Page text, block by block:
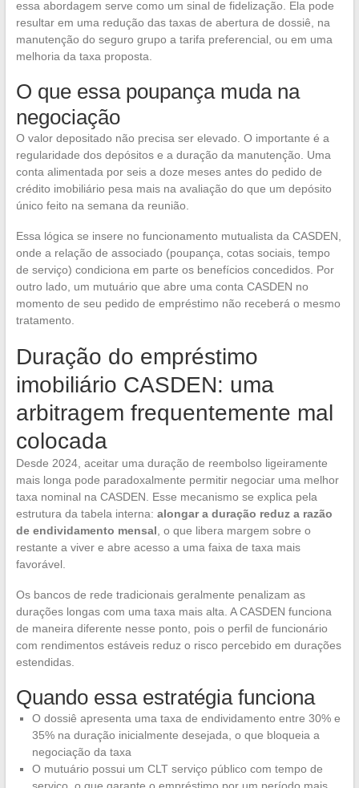
essa abordagem serve como um sinal de fidelização. Ela pode
resultar em uma redução das taxas de abertura de dossiê, na
manutenção do seguro grupo a tarifa preferencial, ou em uma
melhoria da taxa proposta.
O que essa poupança muda na
negociação
O valor depositado não precisa ser elevado. O importante é a
regularidade dos depósitos e a duração da manutenção. Uma
conta alimentada por seis a doze meses antes do pedido de
crédito imobiliário pesa mais na avaliação do que um depósito
único feito na semana da reunião.
Essa lógica se insere no funcionamento mutualista da CASDEN,
onde a relação de associado (poupança, cotas sociais, tempo
de serviço) condiciona em parte os benefícios concedidos. Por
outro lado, um mutuário que abre uma conta CASDEN no
momento de seu pedido de empréstimo não receberá o mesmo
tratamento.
Duração do empréstimo
imobiliário CASDEN: uma
arbitragem frequentemente mal
colocada
Desde 2024, aceitar uma duração de reembolso ligeiramente
mais longa pode paradoxalmente permitir negociar uma melhor
taxa nominal na CASDEN. Esse mecanismo se explica pela
estrutura da tabela interna: alongar a duração reduz a razão
de endividamento mensal , o que libera margem sobre o
restante a viver e abre acesso a uma faixa de taxa mais
favorável.
Os bancos de rede tradicionais geralmente penalizam as
durações longas com uma taxa mais alta. A CASDEN funciona
de maneira diferente nesse ponto, pois o perfil de funcionário
com rendimentos estáveis reduz o risco percebido em durações
estendidas.
Quando essa estratégia funciona
O dossiê apresenta uma taxa de endividamento entre 30% e
35% na duração inicialmente desejada, o que bloqueia a
negociação da taxa
O mutuário possui um CLT serviço público com tempo de
serviço, o que garante o empréstimo por um período mais